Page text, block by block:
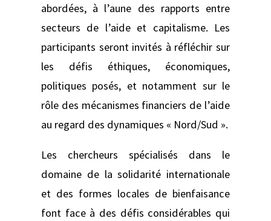
abordées, à l’aune des rapports entre
secteurs de l’aide et capitalisme. Les
participants seront invités à réfléchir sur
les défis éthiques, économiques,
politiques posés, et notamment sur le
rôle des mécanismes financiers de l’aide
au regard des dynamiques « Nord/Sud ».
Les chercheurs spécialisés dans le
domaine de la solidarité internationale
et des formes locales de bienfaisance
font face à des défis considérables qui